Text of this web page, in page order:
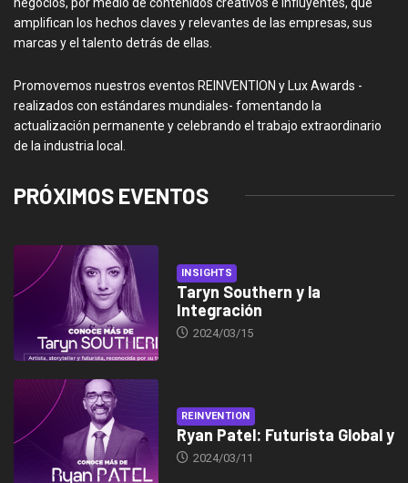
amplifican los hechos claves y relevantes de las empresas, sus
marcas y el talento detrás de ellas.
Promovemos nuestros eventos REINVENTION y Lux Awards -
realizados con estándares mundiales- fomentando la
actualización permanente y celebrando el trabajo extraordinario
de la industria local.
PRÓXIMOS EVENTOS
INSIGHTS
Taryn Southern y la
Integración
2024/03/15
REINVENTION
Ryan Patel: Futurista Global y
2024/03/11